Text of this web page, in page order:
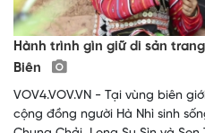
Hành trình gìn giữ di sản
Biên
VOV4.VOV.VN - Tại vùng biên
cộng đồng người Hà Nhì sinh